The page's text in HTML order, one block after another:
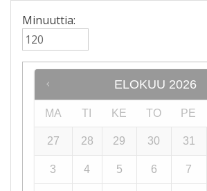
Minuuttia:
ELOKUU 2026
MA TI KE TO PE
27 28 29 30 31
3 4 5 6 7